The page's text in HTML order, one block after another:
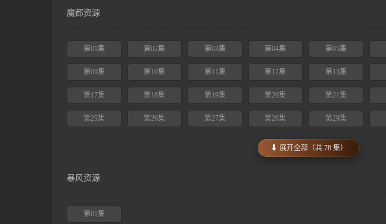
魔都资源
第01集 第02集 第03集 第04集 第05集
第09集 第10集 第11集 第12集 第13集
第17集 第18集 第19集 第20集 第21集
第25集 第26集 第27集 第28集 第29集
⬇ 展开全部（共 78 集）
暴风资源
第01集